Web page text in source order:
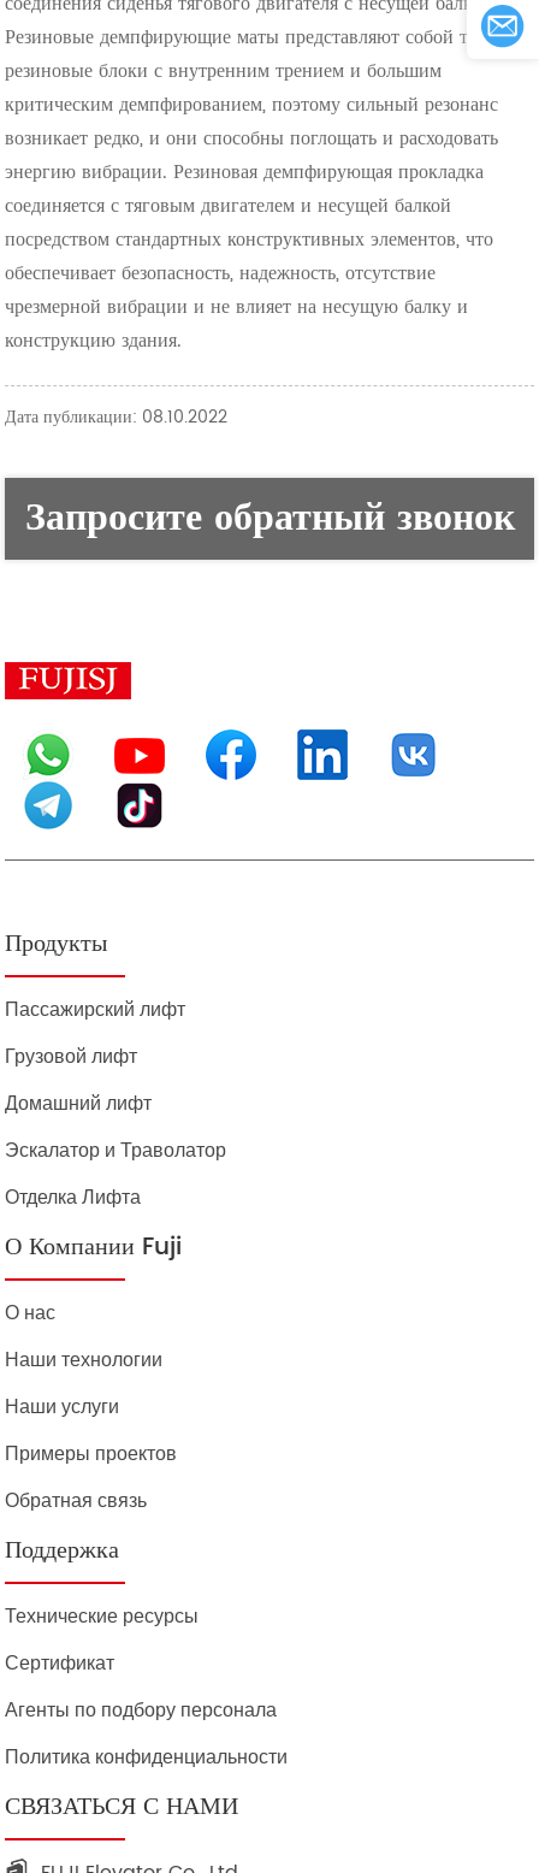
Резиновые демпфирующие маты представляют собой твердые
резиновые блоки с внутренним трением и большим
критическим демпфированием, поэтому сильный резонанс
возникает редко, и они способны поглощать и расходовать
энергию вибрации. Резиновая демпфирующая прокладка
соединяется с тяговым двигателем и несущей балкой
посредством стандартных конструктивных элементов, что
обеспечивает безопасность, надежность, отсутствие
чрезмерной вибрации и не влияет на несущую балку и
конструкцию здания.
Дата публикации: 08.10.2022
Запросите обратный звонок
Продукты
Пассажирский лифт
Грузовой лифт
Домашний лифт
Эскалатор и Траволатор
Отделка Лифта
О Компании Fuji
О нас
Наши технологии
Наши услуги
Примеры проектов
Обратная связь
Поддержка
Технические ресурсы
Сертификат
Агенты по подбору персонала
Политика конфиденциальности
СВЯЗАТЬСЯ С НАМИ